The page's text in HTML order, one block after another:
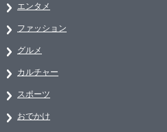
エンタメ
ファッション
グルメ
カルチャー
スポーツ
おでかけ